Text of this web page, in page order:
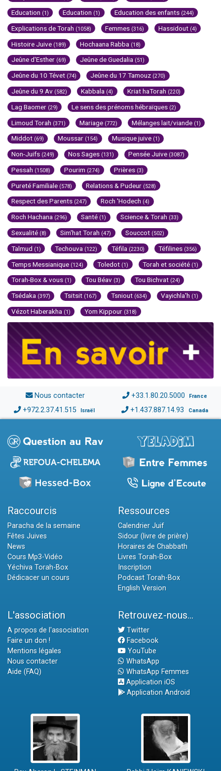
Education (1) Education (1) Education des enfants (244)
Explications de Torah (1058) Femmes (316) Hassidout (4)
Histoire Juive (189) Hochaana Rabba (18)
Jeûne d'Esther (69) Jeûne de Guedalia (51)
Jeûne du 10 Tévet (74) Jeûne du 17 Tamouz (270)
Jeûne du 9 Av (582) Kabbala (4) Kriat haTorah (220)
Lag Baomer (29) Le sens des prénoms hébraïques (2)
Limoud Torah (371) Mariage (772) Mélanges lait/viande (1)
Middot (69) Moussar (154) Musique juive (1)
Non-Juifs (249) Nos Sages (131) Pensée Juive (3087)
Pessah (1508) Pourim (274) Prières (3)
Pureté Familiale (578) Relations & Pudeur (528)
Respect des Parents (247) Roch 'Hodech (4)
Roch Hachana (296) Santé (1) Science & Torah (33)
Sexualité (8) Sim'hat Torah (47) Souccot (502)
Talmud (1) Techouva (122) Téfila (2230) Téfilines (356)
Temps Messianique (124) Toledot (1) Torah et société (1)
Torah-Box & vous (1) Tou Béav (3) Tou Bichvat (24)
Tsédaka (397) Tsitsit (167) Tsniout (634) Vayichla'h (1)
Vézot Haberakha (1) Yom Kippour (318)
Nous contacter +33.1.80.20.5000 France
+972.2.37.41.515 Israël +1.437.887.14.93 Canada
Raccourcis
Paracha de la semaine
Fêtes Juives
News
Cours Mp3-Vidéo
Yéchiva Torah-Box
Dédicacer un cours
Ressources
Calendrier Juif
Sidour (livre de prière)
Horaires de Chabbath
Livres Torah-Box
Inscription
Podcast Torah-Box
English Version
L'association
A propos de l'association
Faire un don !
Mentions légales
Nous contacter
Aide (FAQ)
Retrouvez-nous...
Twitter
Facebook
YouTube
WhatsApp
WhatsApp Femmes
Application iOS
Application Android